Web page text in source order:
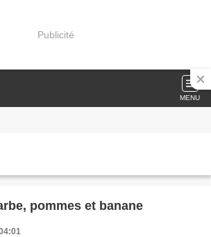
Publicité
MENU
pommes et banane